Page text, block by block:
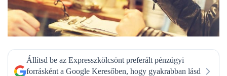
Állítsd be az Expresszkölcsönt preferált pénzügyi
forrásként a Google Keresőben, hogy gyakrabban lásd